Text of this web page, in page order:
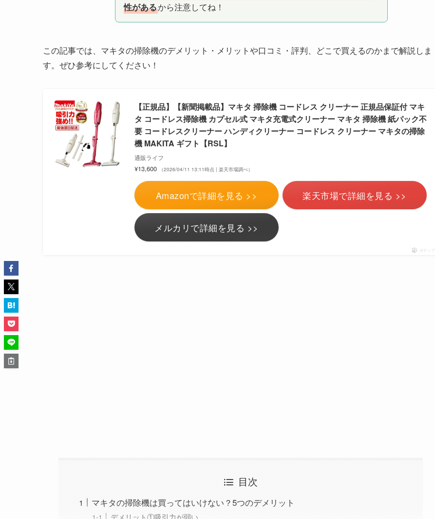
性があるから注意してね！
この記事では、マキタの掃除機のデメリット・メリットや口コミ・評判、どこで買えるのかまで解説しま
す。ぜひ参考にしてください！
【正規品】【新聞掲載品】マキタ 掃除機 コードレス クリーナー 正規品保証付 マキ
タ コードレス掃除機 カプセル式 マキタ充電式クリーナー マキタ 掃除機 紙パック不
要 コードレスクリーナー ハンディクリーナー コードレス クリーナー マキタの掃除
機 MAKITA ギフト【RSL】
通販ライフ
¥13,600 （2026/04/11 13:11時点 | 楽天市場調べ）
Amazonで詳細を見る >> 楽天市場で詳細を見る >>
メルカリで詳細を見る >>
ポチップ
目次
マキタの掃除機は買ってはいけない？5つのデメリット
デメリット①吸引力が弱い